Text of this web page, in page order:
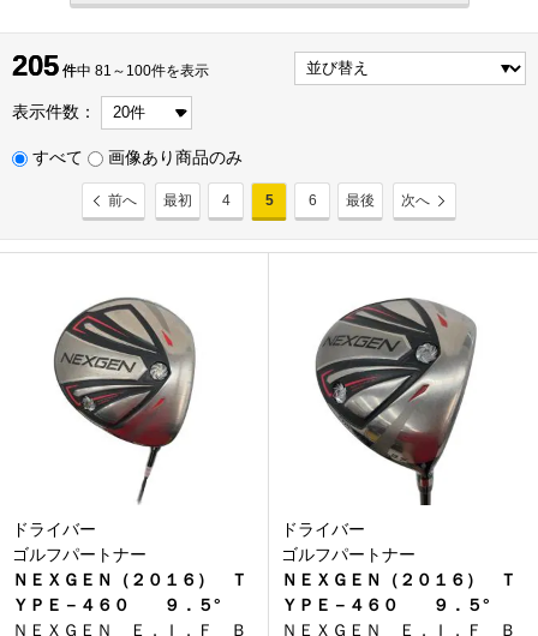
205 件
205 件中 81～100件を表示
表示件数：
すべて 画像あり商品のみ
前へ 最初 4 5 6 最後 次へ
ドライバー
ゴルフパートナー
ＮＥＸＧＥＮ（２０１６） Ｔ
ＹＰＥ－４６０ ９．５°
ＮＥＸＧＥＮ Ｅ．Ｉ．Ｆ Ｂ
ドライバー
ゴルフパートナー
ＮＥＸＧＥＮ（２０１６） Ｔ
ＹＰＥ－４６０ ９．５°
ＮＥＸＧＥＮ Ｅ．Ｉ．Ｆ Ｂ